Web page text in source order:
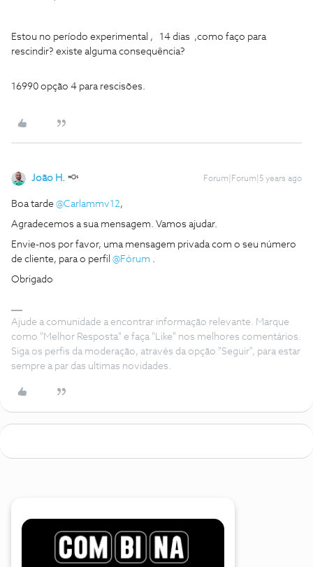
Estou no período experimental , 14 dias ,como faço para
rescindir? existe alguma consequência?
16990 opção 4 para rescisões.
João H. Forum|Forum|5 years ago
Boa tarde @Carlammv12,
Agradecemos a sua mensagem. Vamos ajudar.
Envie-nos por favor, uma mensagem privada com o seu número
de cliente, para o perfil @Fórum .
Obrigado
Ajude a comunidade a encontrar informação relevante. Marque
como "Melhor Resposta" e faça "Like" nos melhores comentários.
Siga os perfis da moderação, através da opção "Seguir", para estar
sempre a par das ultimas novidades.